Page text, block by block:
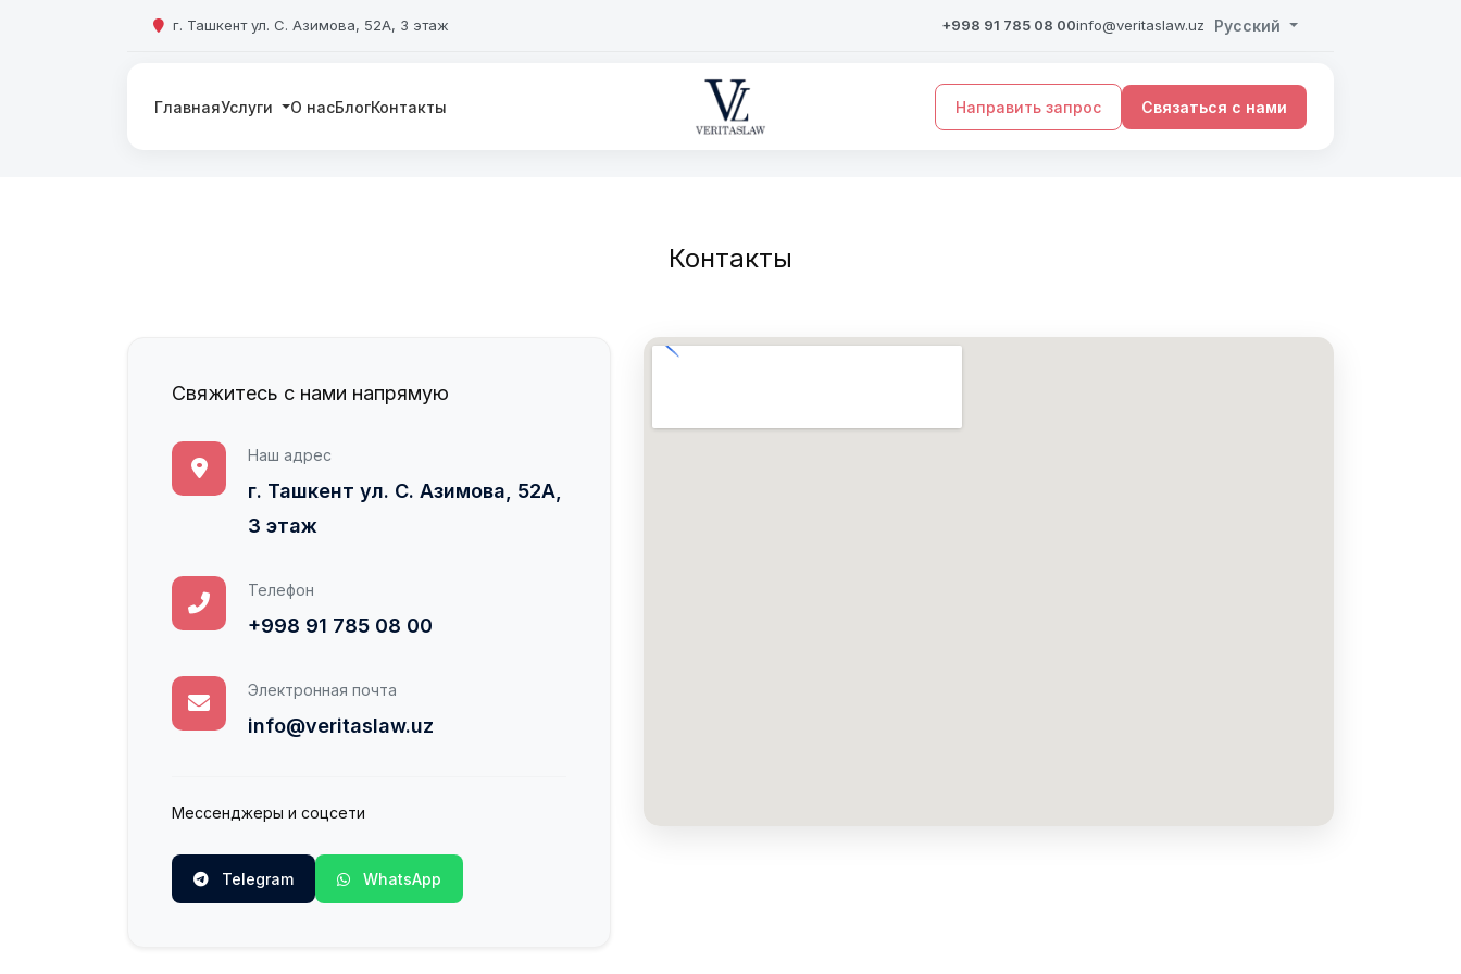
г. Ташкент ул. С. Азимова, 52А, 3 этаж +998 91 785 08 00info@veritaslaw.uz Русский
ГлавнаяУслуги О насБлогКонтакты Направить запрос Связаться с нами
Контакты
Свяжитесь с нами напрямую
Наш адрес
г. Ташкент ул. С. Азимова, 52А,
3 этаж
Телефон
+998 91 785 08 00
Электронная почта
info@veritaslaw.uz
Мессенджеры и соцсети
Telegram WhatsApp